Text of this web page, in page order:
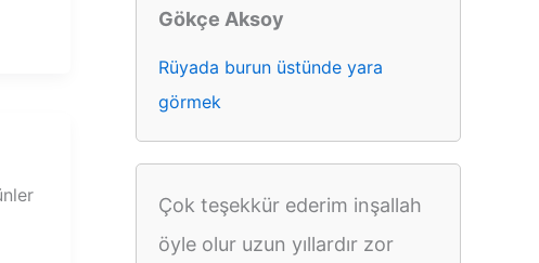
Gökçe Aksoy
Rüyada burun üstünde yara
görmek
Çok teşekkür ederim inşallah
öyle olur uzun yıllardır zor